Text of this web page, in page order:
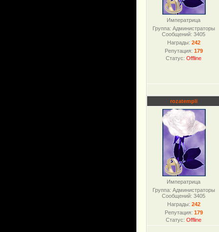
Императрица
Группа: Администраторы
Сообщений:3405
Награды: 242
Репутация: 179
Статус:Offline
rozatempli
Императрица
Группа: Администраторы
Сообщений:3405
Награды: 242
Репутация: 179
Статус:Offline